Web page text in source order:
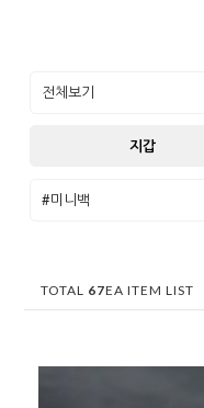
전체보기
지갑
#미니백
TOTAL 67EA ITEM LIST